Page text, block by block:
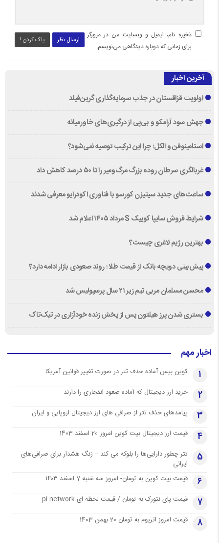
ارسال نظر پاک کردن !
ذخیره نام، ایمیل و وبسایت من در مرورگر
برای زمانی که دوباره دیدگاهی می‌نویسم.
آخرین اخبار
اولویت قزاقستان در جذب سرمایه‌گذاری گرین‌فیلد
جهش سود آرامکو و بی‌پی از درگیری‌های خاورمیانه
استامینوفن و الکل؛ چرا این ترکیب توصیه نمی‌شود؟
غربالگری سرطان روده بزرگ مرگ‌ومیر را تا ۵۰ درصد کاهش داد
ساعت‌های جدید سیتیزن کورسو با فناوری اکودرایو معرفی شدند
شرایط فروش سایپا کوییک S مرداد ۱۴۰۵ اعلام شد
بهترین رژیم لاغری چیست؟
پیش‌بینی دویچه‌ بانک از قیمت طلا ؛ روند صعودی بازار ادامه دارد؟
محسن مسلمان مربی تیم زیر ۲۱ سال پرسپولیس شد
بستری شدن پرز هیلتون پس از پخش زنده خودآزاری در تیک‌تاک
اخبار مهم
1 کوین بیس آماده حذف تتر در صورت تغییر قوانین آمریکا
2 خرید ارز دیجیتال که آماده صعود انفجاری را دارند
3 پیامدهای حذف تتر از صرافی های ارز دیجیتال اروپایی و ایران
4 قیمت ارز دیجیتال بیت کوین امروز 20 اسفند 1403
5
تتر چطور دارایی‌ها را بلوکه می کند – زنگ هشدار برای صرافی‌های
ایرانی
6 قیمت بیت کوین به تومان- امروز سه شنبه 7 اسفند ۱۴۰۳
7 قیمت پای نتورک به تومان / قیمت لحظه ای pi network
8 قیمت امروز اتریوم به تومان 20 بهمن 1403